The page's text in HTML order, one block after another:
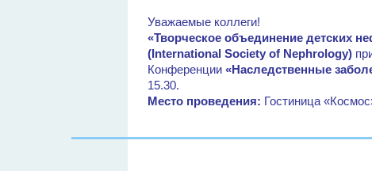
Уважаемые коллеги!
«Творческое объединение детских
(International Society of Nephrology)
Конференции«Наследственные
15.30.
Место проведения: Гостиница